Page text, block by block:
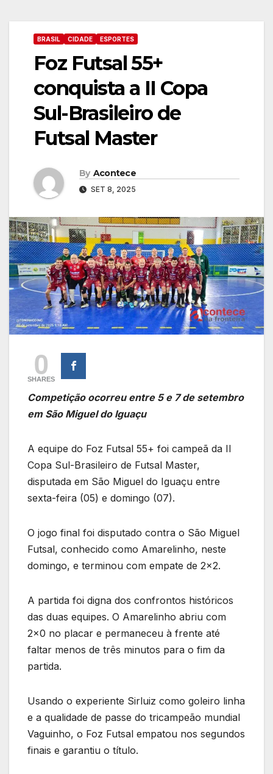
BRASIL CIDADE ESPORTES
Foz Futsal 55+
conquista a II Copa
Sul-Brasileiro de
Futsal Master
By Acontece
SET 8, 2025
0
SHARES
Competição ocorreu entre 5 e 7 de setembro
em São Miguel do Iguaçu
A equipe do Foz Futsal 55+ foi campeã da II
Copa Sul-Brasileiro de Futsal Master,
disputada em São Miguel do Iguaçu entre
sexta-feira (05) e domingo (07).
O jogo final foi disputado contra o São Miguel
Futsal, conhecido como Amarelinho, neste
domingo, e terminou com empate de 2×2.
A partida foi digna dos confrontos históricos
das duas equipes. O Amarelinho abriu com
2×0 no placar e permaneceu à frente até
faltar menos de três minutos para o fim da
partida.
Usando o experiente Sirluiz como goleiro linha
e a qualidade de passe do tricampeão mundial
Vaguinho, o Foz Futsal empatou nos segundos
finais e garantiu o título.